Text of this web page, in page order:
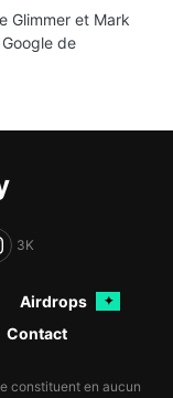
Glimmer et Mark
de
3K
Airdrops ✦
Contact
constituent en aucun